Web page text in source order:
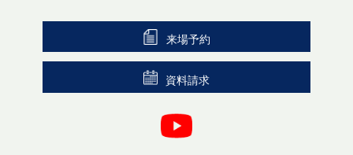
来場予約
資料請求